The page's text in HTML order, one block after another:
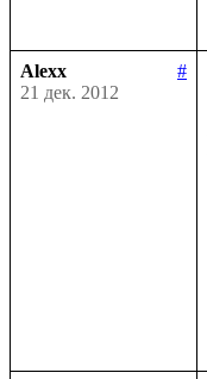
Alexx
#
21 дек. 2012